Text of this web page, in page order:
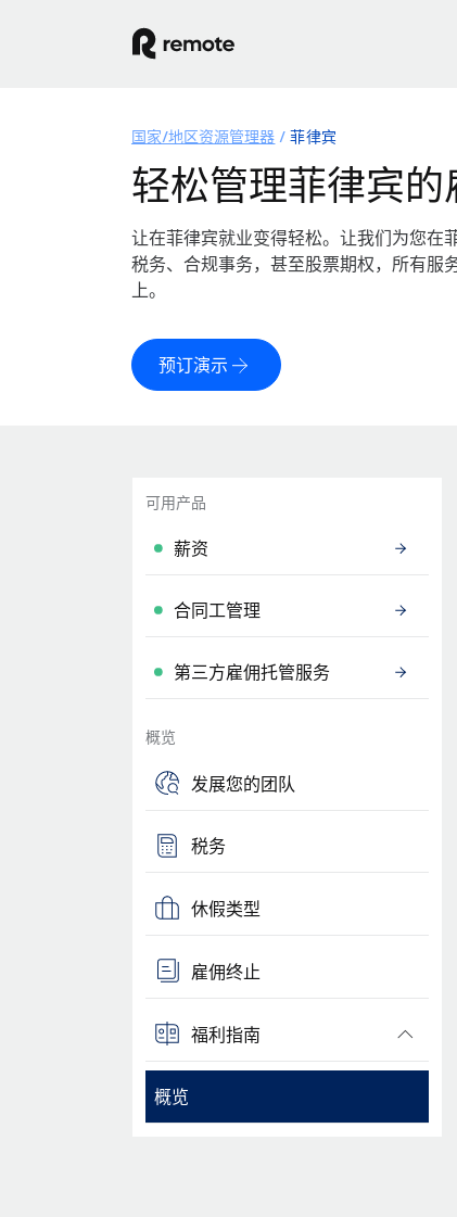
国家/地区资源管理器 菲律宾
轻松管理菲律宾的
让在菲律宾就业变得轻松。让我们为您在
税务、合规事务，甚至股票期权，所有服
上。
预订演示
可用产品
薪资
合同工管理
第三方雇佣托管服务
概览
发展您的团队
税务
休假类型
雇佣终止
福利指南
概览